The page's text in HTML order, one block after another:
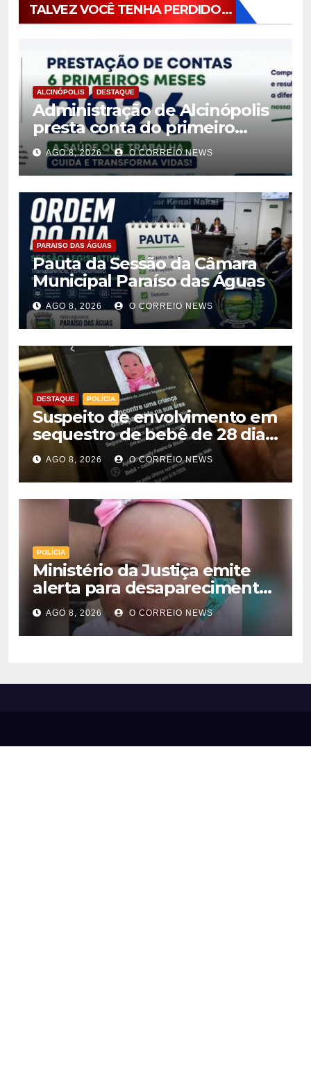
TALVEZ VOCÊ TENHA PERDIDO...
ALCINÓPOLIS DESTAQUE
Administração de Alcinópolis
presta conta do primeiro
semestre de 2026
AGO 8, 2026 O CORREIO NEWS
PARAISO DAS ÁGUAS
Pauta da Sessão da Câmara
Municipal Paraíso das Águas
AGO 8, 2026 O CORREIO NEWS
DESTAQUE POLÍCIA
Suspeito de envolvimento em
sequestro de bebê de 28 dias
é preso na Capital
AGO 8, 2026 O CORREIO NEWS
POLÍCIA
Ministério da Justiça emite
alerta para desaparecimento
de bebê de 28 dias em MS;
polícia apura suposto
sequestro
AGO 8, 2026 O CORREIO NEWS